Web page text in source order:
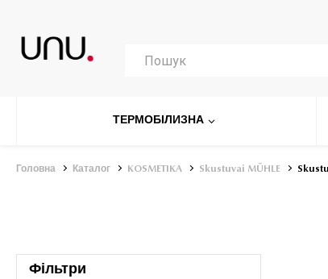
ТЕРМОБІЛИЗНА
Головна Каталог KOSMETIKA Skustuvai MÜHLE
Фільтри